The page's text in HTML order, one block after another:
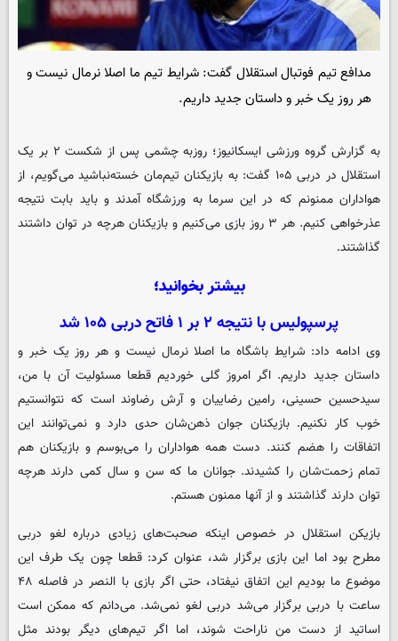
مدافع تیم فوتبال استقلال گفت: شرایط تیم ما اصلا نرمال نیست و
هر روز یک خبر و داستان جدید داریم.
به گزارش گروه ورزشی ایسکانیوز
؛ روزبه چشمی پس از شکست ۲ بر یک
استقلال در دربی ۱۰۵ گفت: به بازیکنان تیم‌مان خسته‌نباشید می‌گویم، از
هواداران ممنونم که در این سرما به ورزشگاه آمدند و باید بابت نتیجه
عذرخواهی کنیم. هر ۳ روز بازی می‌کنیم و بازیکنان هرچه در توان داشتند
گذاشتند.
بیشتر بخوانید؛
پرسپولیس با نتیجه ۲ بر ۱ فاتح دربی ۱۰۵ شد
وی ادامه داد: شرایط باشگاه ما اصلا نرمال نیست و هر روز یک خبر و
داستان جدید داریم. اگر امروز گلی خوردیم قطعا مسئولیت آن با من،
سیدحسین حسینی، رامین رضاییان و آرش رضاوند است که نتوانستیم
خوب کار نکنیم. بازیکنان جوان ذهن‌شان حدی دارد و نمی‌توانند این
اتفاقات را هضم کنند. دست همه هواداران را می‌بوسم و بازیکنان هم
تمام زحمت‌شان را کشیدند. جوانان ما که سن و سال کمی دارند هرچه
توان دارند گذاشتند و از آنها ممنون هستم.
بازیکن استقلال در خصوص اینکه صحبت‌های زیادی درباره لغو دربی
مطرح بود اما این بازی برگزار شد، عنوان کرد: قطعا چون یک طرف این
موضوع ما بودیم این اتفاق نیفتاد، حتی اگر بازی با النصر در فاصله ۴۸
ساعت با دربی برگزار می‌شد دربی لغو نمی‌شد. می‌دانم که ممکن است
اساتید از دست من ناراحت شوند، اما اگر تیم‌های دیگر بودند مثل